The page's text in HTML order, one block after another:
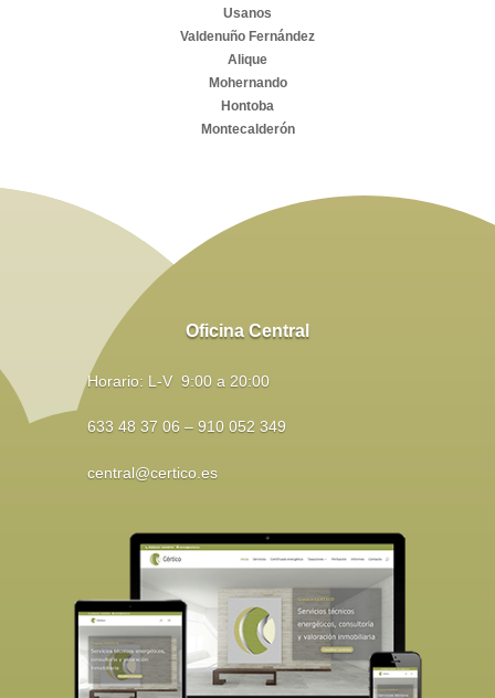
Usanos
Valdenuño Fernández
Alique
Mohernando
Hontoba
Montecalderón
Oficina Central
Horario: L-V 9:00 a 20:00
633 48 37 06 – 910 052 349
central@certico.es